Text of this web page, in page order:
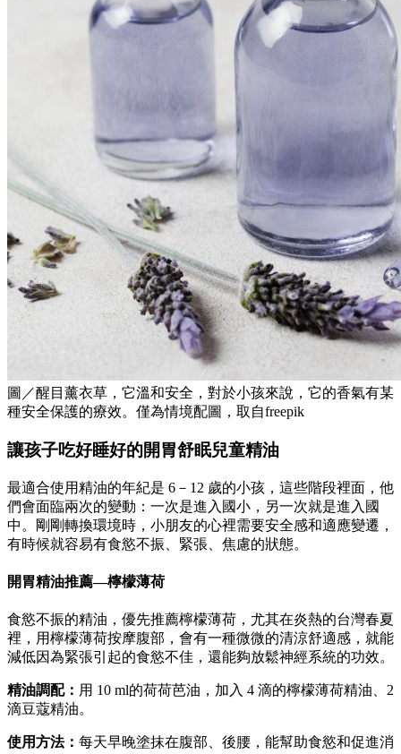
圖／醒目薰衣草，它溫和安全，對於小孩來說，它的香氣有某
種安全保護的療效。僅為情境配圖，取自freepik
讓孩子吃好睡好的開胃舒眠兒童精油
最適合使用精油的年紀是 6－12 歲的小孩，這些階段裡面，他
們會面臨兩次的變動：一次是進入國小，另一次就是進入國
中。剛剛轉換環境時，小朋友的心裡需要安全感和適應變遷，
有時候就容易有食慾不振、緊張、焦慮的狀態。
開胃精油推薦—檸檬薄荷
食慾不振的精油，優先推薦檸檬薄荷，尤其在炎熱的台灣春夏
裡，用檸檬薄荷按摩腹部，會有一種微微的清涼舒適感，就能
減低因為緊張引起的食慾不佳，還能夠放鬆神經系統的功效。
精油調配： 用 10 ml的荷荷芭油，加入 4 滴的檸檬薄荷精油、2
滴豆蔻精油。
使用方法： 每天早晚塗抹在腹部、後腰，能幫助食慾和促進消